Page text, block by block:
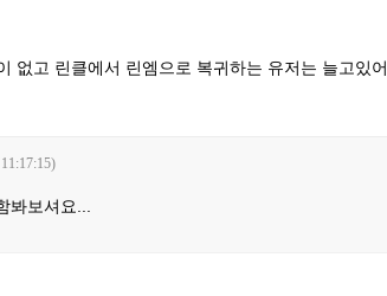
없고 린클에서 린엠으로 복귀하는 유저는 늘고있어
보셔요...